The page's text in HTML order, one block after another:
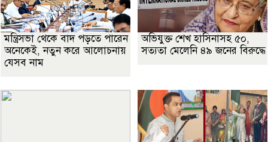
মন্ত্রিসভা থেকে বাদ পড়তে পারেন
অনেকেই, নতুন করে আলোচনায়
যেসব নাম
অভিযুক্ত শেখ হাসিনাসহ ৫০,
সত্যতা মেলেনি ৪৯ জনের বিরুদ্ধে